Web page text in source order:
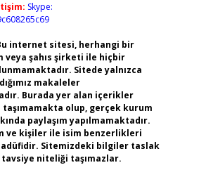
Skype:
internet sitesi, herhangi bir
veya şahıs şirketi ile hiçbir
Sitede yalnızca
makaleler
Burada yer alan içerikler
olup, gerçek kurum
paylaşım yapılmamaktadır.
ve kişiler ile isim benzerlikleri
Sitemizdeki bilgiler taslak
niteliği taşımazlar.